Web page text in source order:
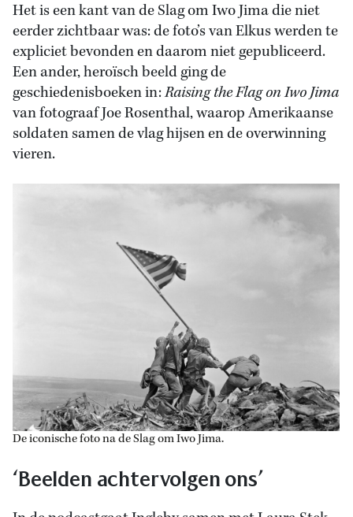
Het is een kant van de Slag om Iwo Jima die niet
eerder zichtbaar was: de foto’s van Elkus werden te
expliciet bevonden en daarom niet gepubliceerd.
Een ander, heroïsch beeld ging de
geschiedenisboeken in:Raising the Flag on Iwo Jima
van fotograaf Joe Rosenthal, waarop Amerikaanse
soldaten samen de vlag hijsen en de overwinning
vieren.
De iconische foto na de Slag om Iwo Jima.
‘Beelden achtervolgen ons’